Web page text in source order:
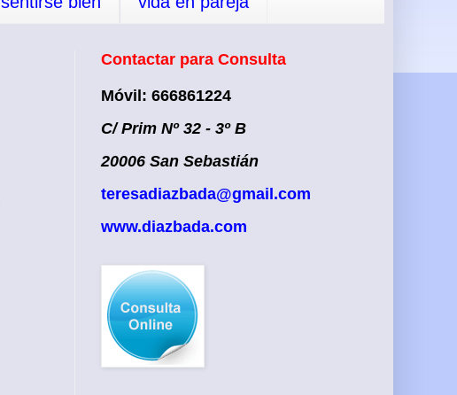
Contactar para Consulta
Móvil: 666861224
C/ Prim Nº 32 - 3º B
20006 San Sebastián
teresadiazbada@gmail.com
www.diazbada.com